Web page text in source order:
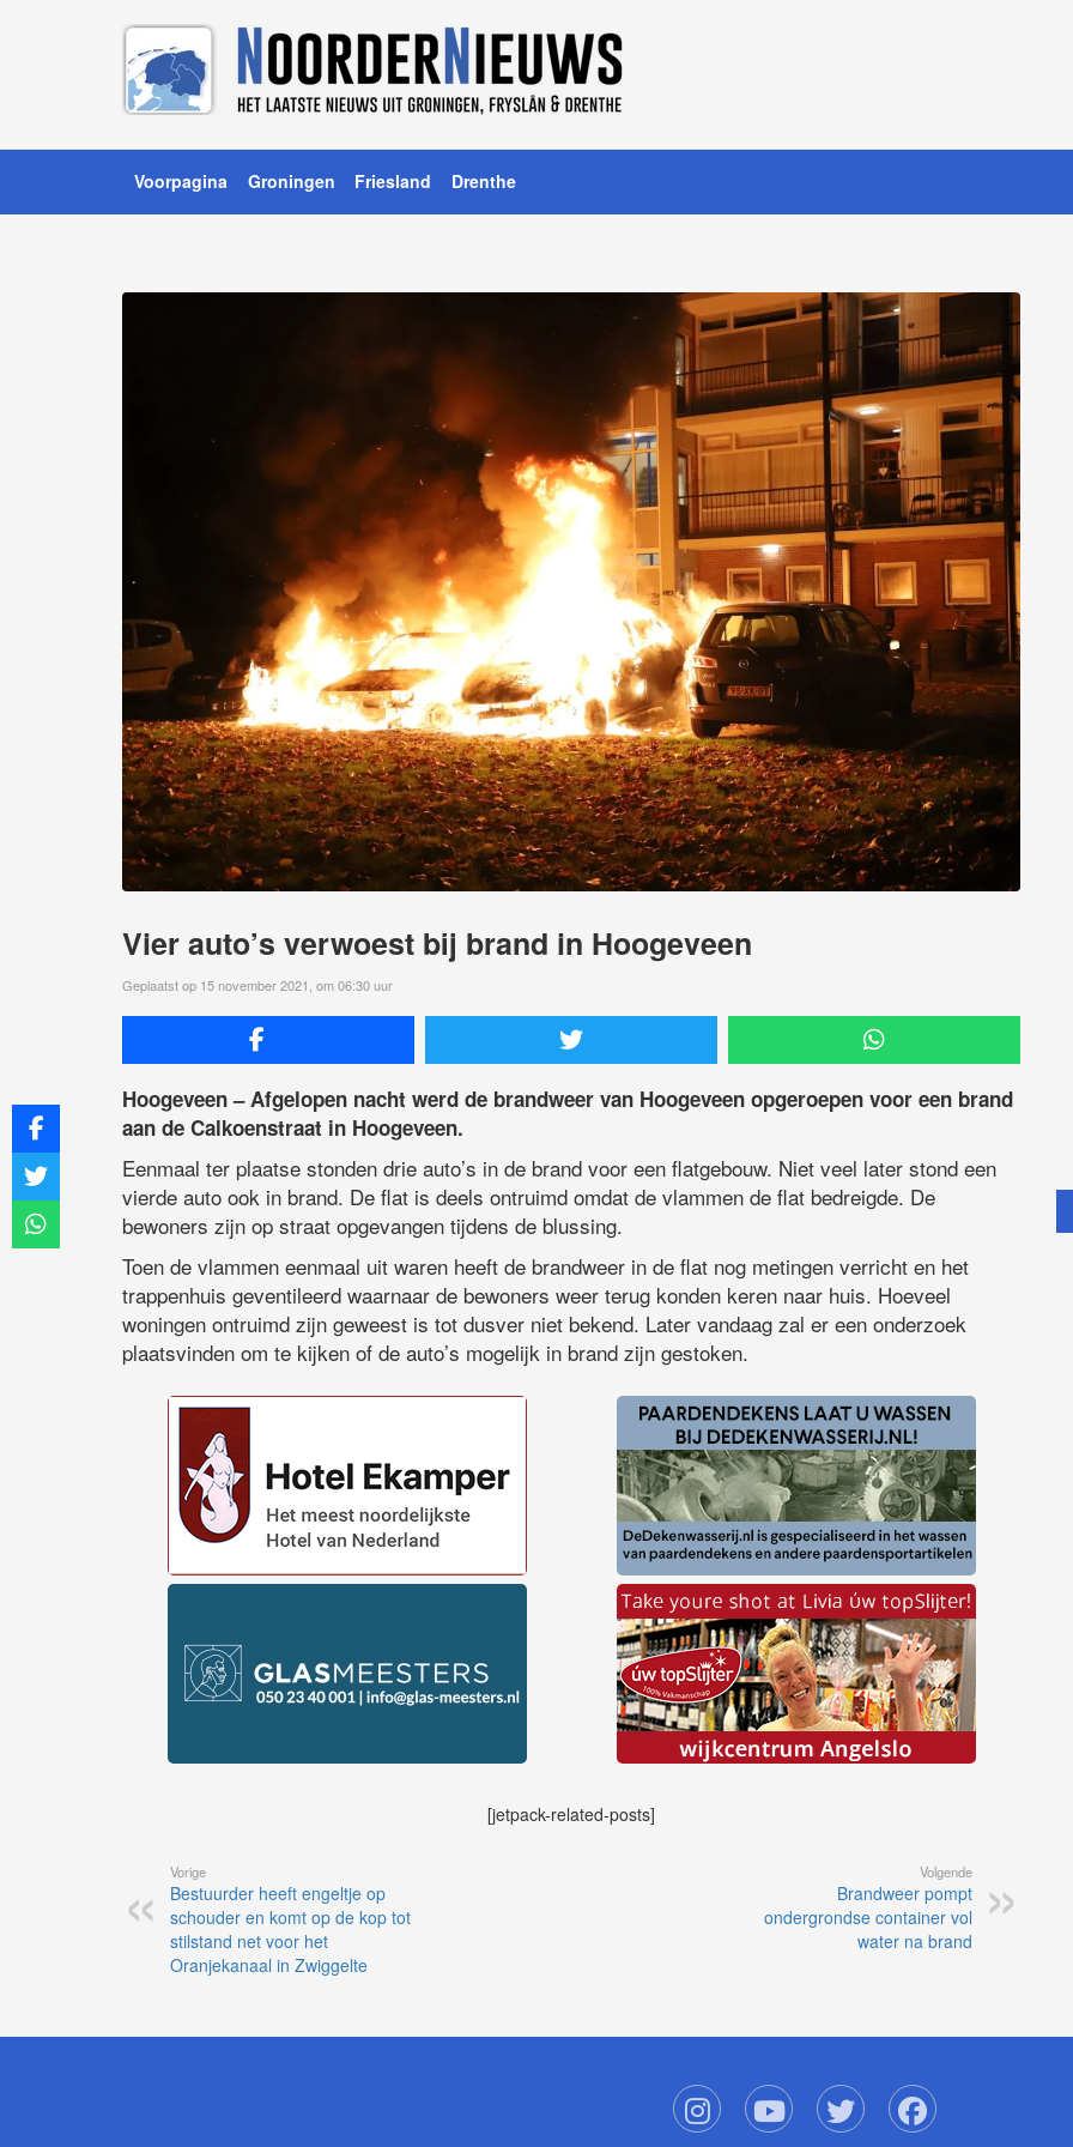
Voorpagina Groningen Friesland Drenthe
Vier auto’s verwoest bij brand in Hoogeveen
Geplaatst op 15 november 2021, om 06:30 uur
Hoogeveen – Afgelopen nacht werd de brandweer van Hoogeveen opgeroepen voor een brand
aan de Calkoenstraat in Hoogeveen.
Eenmaal ter plaatse stonden drie auto’s in de brand voor een flatgebouw. Niet veel later stond een
vierde auto ook in brand. De flat is deels ontruimd omdat de vlammen de flat bedreigde. De
bewoners zijn op straat opgevangen tijdens de blussing.
Toen de vlammen eenmaal uit waren heeft de brandweer in de flat nog metingen verricht en het
trappenhuis geventileerd waarnaar de bewoners weer terug konden keren naar huis. Hoeveel
woningen ontruimd zijn geweest is tot dusver niet bekend. Later vandaag zal er een onderzoek
plaatsvinden om te kijken of de auto’s mogelijk in brand zijn gestoken.
[jetpack-related-posts]
Vorige
Bestuurder heeft engeltje op
schouder en komt op de kop tot
stilstand net voor het
Oranjekanaal in Zwiggelte
Volgende
Brandweer pompt
ondergrondse container vol
water na brand